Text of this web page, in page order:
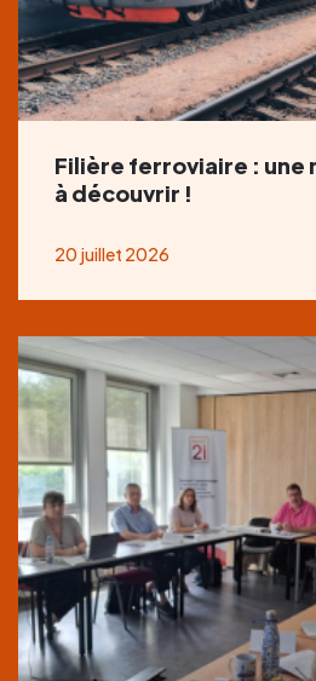
Filière ferroviaire : une
à découvrir !
20 juillet 2026